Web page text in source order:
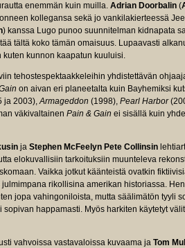
enemmän kuin muilla. Adrian Doorbalin (
kollegansa sekä jo vankilakierteessä
) kanssa Lugo punoo suunnitelman kidnapata
tältä koko tämän omaisuus. Lupaavasti
kuten kunnon kaapatun kuuluisi.
tehostespektaakkeleihin yhdistettävän
on aivan eri planeetalta kuin Bayhemiksi
ja 2003),Armageddon (1998), Pearl Harbor
väkivaltainen Pain & Gain ei sisällä kuin
ja Stephen McFeelyn Pete Collinsin
elokuvallisiin tarkoituksiin muunteleva
Vaikka jotkut käänteistä ovatkin
julmimpana rikollisina amerikan historiassa.
jopa vahingoniloista, mutta säälimätön tyyli
sopivan happamasti. Myös harkiten käytetyt
vahvoissa vastavaloissa kuvaama ja Tom